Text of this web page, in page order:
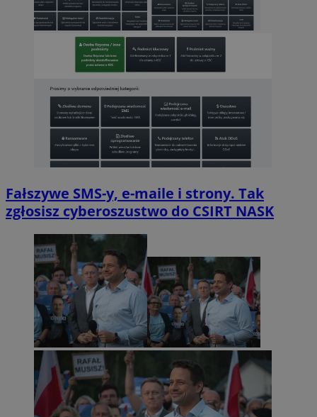
Fałszywe SMS-y, e-maile i strony. Tak
zgłosisz cyberoszustwo do CSIRT NASK